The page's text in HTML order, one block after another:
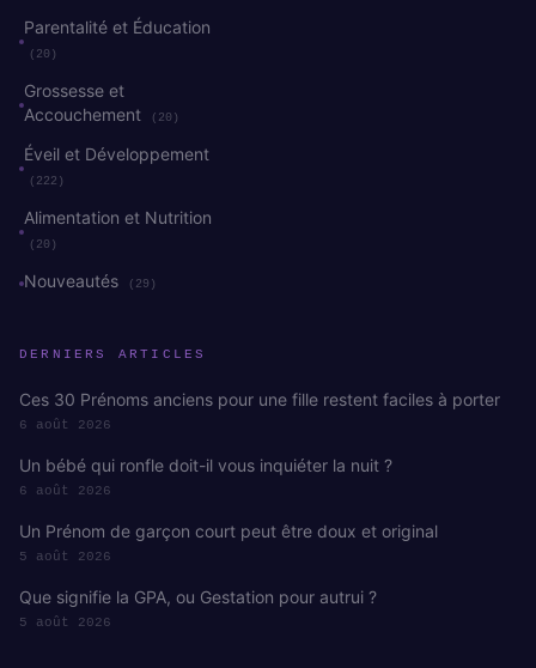
Parentalité et Éducation
(20)
Grossesse et
Accouchement
(20)
Éveil et Développement
(222)
Alimentation et Nutrition
(20)
Nouveautés (29)
DERNIERS ARTICLES
Ces 30 Prénoms anciens pour une fille restent faciles à porter
6 août 2026
Un bébé qui ronfle doit-il vous inquiéter la nuit ?
6 août 2026
Un Prénom de garçon court peut être doux et original
5 août 2026
Que signifie la GPA, ou Gestation pour autrui ?
5 août 2026